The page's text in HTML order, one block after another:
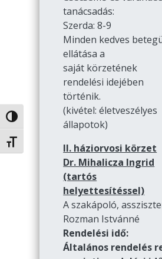
Nagy kontraszt váltása
Betűméret váltása
tanácsadás:
Szerda: 8-9
Minden kedves
ellátása a
saját körzetének
rendelési idejében
történik.
(kivétel: életveszélyes
állapotok)
II. háziorvosi körzet
Dr. Mihalicza Ingrid
(tartós
helyettesítéssel)
A szakápoló,
Rozman Istvánné
Rendelési idő:
Általános rendelés